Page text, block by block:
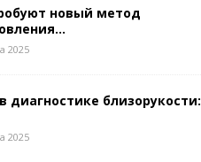
новый метод
2025
диагностике близорукости:
2025